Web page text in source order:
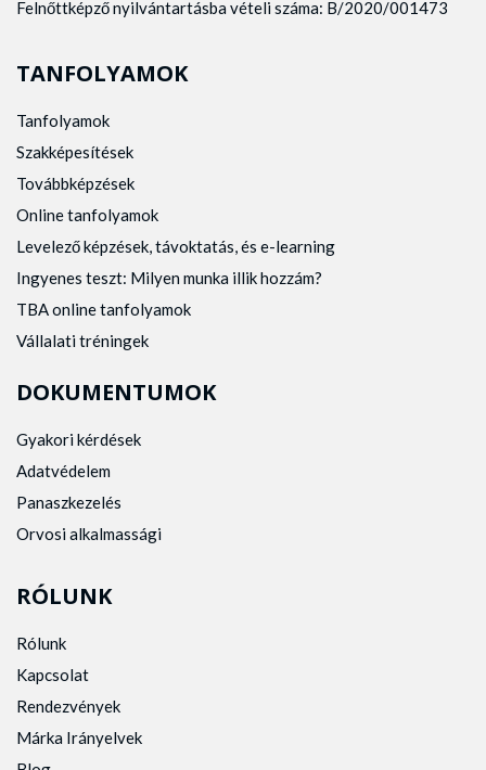
Felnőttképző nyilvántartásba vételi száma: B/2020/001473
TANFOLYAMOK
Tanfolyamok
Szakképesítések
Továbbképzések
Online tanfolyamok
Levelező képzések, távoktatás, és e-learning
Ingyenes teszt: Milyen munka illik hozzám?
TBA online tanfolyamok
Vállalati tréningek
DOKUMENTUMOK
Gyakori kérdések
Adatvédelem
Panaszkezelés
Orvosi alkalmassági
RÓLUNK
Rólunk
Kapcsolat
Rendezvények
Márka Irányelvek